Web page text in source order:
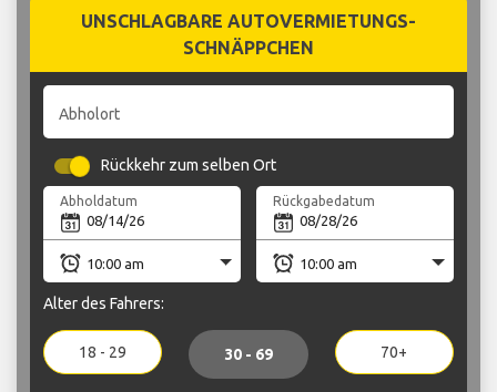
UNSCHLAGBARE AUTOVERMIETUNGS-
SCHNÄPPCHEN
Abholort
Rückkehr zum selben Ort
Abholdatum Rückgabedatum
Alter des Fahrers:
18 - 29 30 - 69 70+